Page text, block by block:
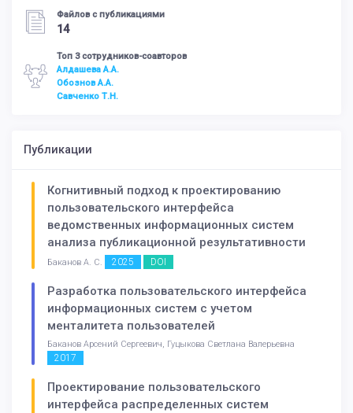
Файлов с публикациями
14
Топ 3 сотрудников-соавторов
Алдашева А.А.
Обознов А.А.
Савченко Т.Н.
Публикации
Когнитивный подход к проектированию
пользовательского интерфейса
ведомственных информационных систем
анализа публикационной результативности
Баканов А. С. 2025 DOI
Разработка пользовательского интерфейса
информационных систем с учетом
менталитета пользователей
Баканов Арсений Сергеевич, Гуцыкова Светлана Валерьевна
2017
Проектирование пользовательского
интерфейса распределенных систем